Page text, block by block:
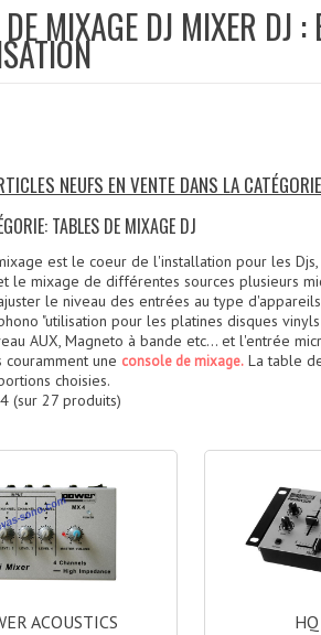
MIXAGE DJ MIXER DJ
NEUFS EN VENTE DANS LA
TABLES DE MIXAGE DJ
est le coeur de l'installation pour les
le mixage de différentes sources plusieurs
le niveau des entrées au type
"utilisation pour les platines disques
AUX, Magneto à bande etc... et l'entrée
une console de mixage.La table
choisies.
(sur 27produits)
ACOUSTICS